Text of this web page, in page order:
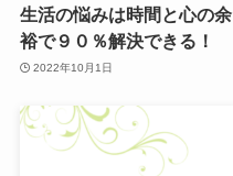
生活の悩みは時間と心の余
裕で９０％解決できる！
2022年10月1日